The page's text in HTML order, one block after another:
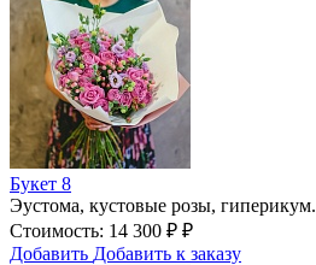
Букет 8
Эустома, кустовые розы, гиперикум.
Стоимость: 14 300 ₽ ₽
Добавить Добавить к заказу